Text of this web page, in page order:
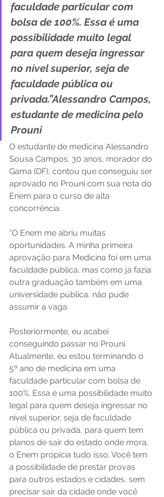
faculdade particular com
bolsa de 100%. Essa é uma
possibilidade muito legal
para quem deseja ingressar
no nível superior, seja de
faculdade pública ou
privada.”Alessandro Campos,
estudante de medicina pelo
Prouni
O estudante de medicina Alessandro
Sousa Campos, 30 anos, morador do
Gama (DF), contou que conseguiu ser
aprovado no Prouni com sua nota do
Enem para o curso de alta
concorrência.
“O Enem me abriu muitas
oportunidades. A minha primeira
aprovação para Medicina foi em uma
faculdade pública, mas como já fazia
outra graduação também em uma
universidade pública, não pude
assumir a vaga.
Posteriormente, eu acabei
conseguindo passar no Prouni.
Atualmente, eu estou terminando o
5º ano de medicina em uma
faculdade particular com bolsa de
100%. Essa é uma possibilidade muito
legal para quem deseja ingressar no
nível superior, seja de faculdade
pública ou privada, para quem tem
planos de sair do estado onde mora,
o Enem propicia tudo isso. Você tem
a possibilidade de prestar provas
para outros estados e cidades, sem
precisar sair da cidade onde você